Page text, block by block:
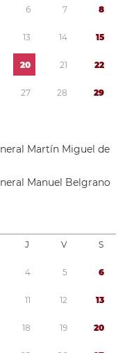
6 7 8
13 14 15
20 21 22
27 28 29
Martín Miguel de
Manuel Belgrano
J V S
4 5 6
11 12 13
18 19 20